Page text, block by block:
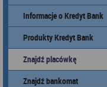
Informacje o Kredyt Bank
Produkty Kredyt Bank
Znajdź placówkę
Znajdź bankomat